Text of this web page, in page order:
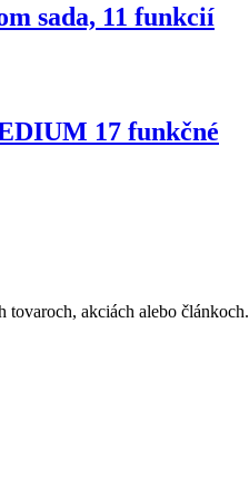
sada, 11 funkcií
17 funkčné
tovaroch, akciách alebo článkoch.